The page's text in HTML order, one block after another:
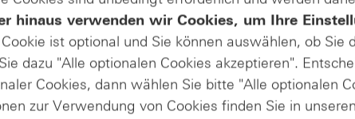
hinaus verwenden wir Cookies, um Ihre
ist optional und Sie können auswählen, ob Sie
dazu "Alle optionalen Cookies akzeptieren".
Cookies, dann wählen Sie bitte "Alle optionalen
zur Verwendung von Cookies finden Sie in unseren